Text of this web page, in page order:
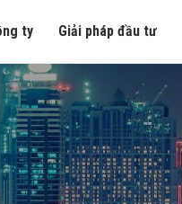
ty Giải pháp đầu tư